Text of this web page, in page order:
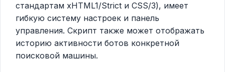
стандартам xHTML1/Strict и CSS/3), имеет
гибкую систему настроек и панель
управления. Скрипт также может отображать
историю активности ботов конкретной
поисковой машины.